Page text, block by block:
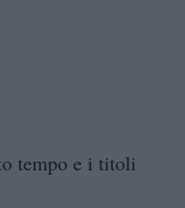
tempo e i titoli